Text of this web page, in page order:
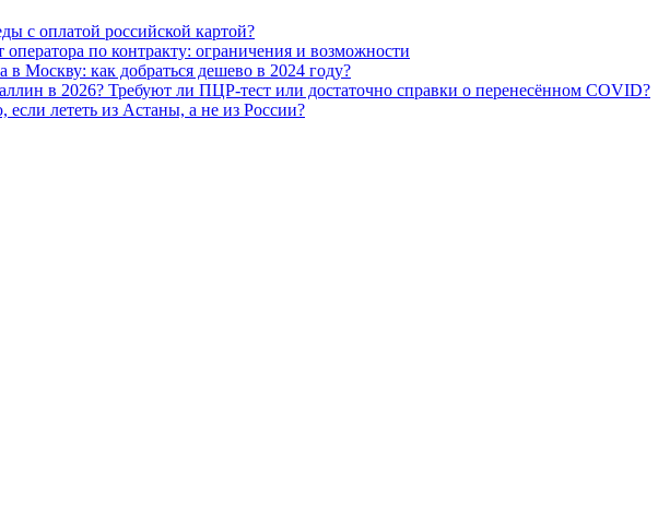
с оплатой российской картой?
по контракту: ограничения и возможности
как добраться дешево в 2024 году?
в 2026? Требуют ли ПЦР-тест или достаточно справки о перенесённом COVID?
лететь из Астаны, а не из России?